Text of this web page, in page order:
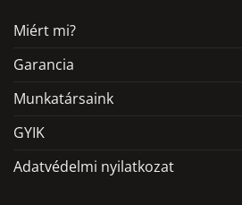
Miért mi?
Garancia
Munkatársaink
GYIK
Adatvédelmi nyilatkozat